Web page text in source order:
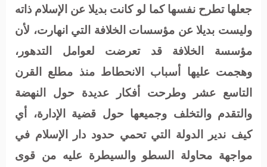
جعلها تطرح نفسها كما لو كانت بديلا عن الإسلام ذاته
وليست بديلا عن مؤسسات الخلافة التي انهارت، لأن
مؤسسة الخلافة قد تعرضت لعوامل التدهور،
وهجمت عليها أسباب الانحطاط منذ مطلع القرن
التاسع عشر وطرحت أفكار عديدة حول النهضة
والتقدم والتخلف وجميعها حول قضية الإدارة، أي
كيف ندير الدولة التي تحمي حدود دار الإسلام في
مواجهة محاولة السطو والسيطرة عليه من قوى